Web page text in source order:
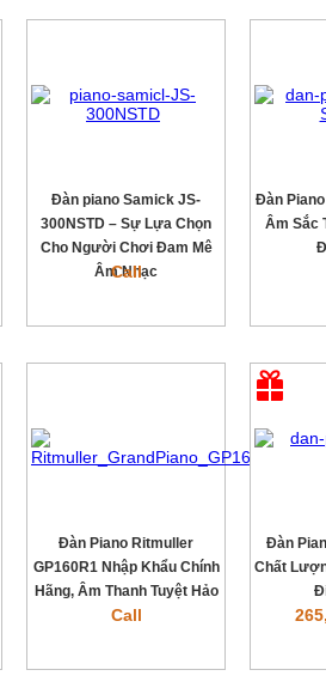
Đàn piano Samick JS-
300NSTD – Sự Lựa Chọn
Cho Người Chơi Đam Mê
Âm Nhạc
Call
Đàn
Âm Sắc
Đàn Piano Ritmuller
GP160R1 Nhập Khẩu Chính
Hãng, Âm Thanh Tuyệt Hảo
Call
Đàn
Chất